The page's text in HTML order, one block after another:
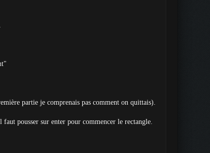
partie je comprenais pas comment on quittais).
pousser sur enter pour commencer le rectangle.